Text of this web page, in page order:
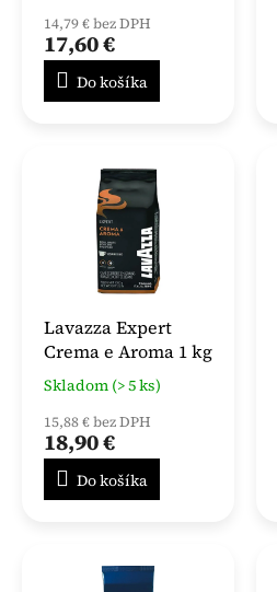
14,79 € bez DPH
17,60 €
Do košíka
Lavazza Expert
Crema e Aroma 1 kg
Skladom (> 5 ks)
15,88 € bez DPH
18,90 €
Do košíka